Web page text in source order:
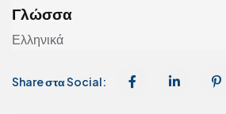
Γλώσσα
Ελληνικά
Share στα Social: